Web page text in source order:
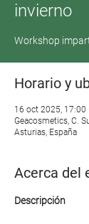
invierno
Workshop
Horario y
16 oct 2025, 17:00
Geacosmetics, C.
Asturias, España
Acerca del
Descripción